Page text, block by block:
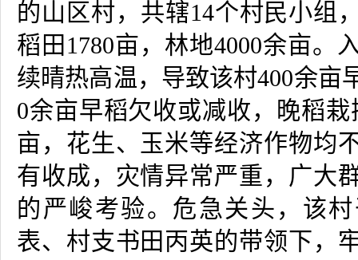
的山区村，共辖14个村民小组
稻田 1780亩，林地4000余亩。
续晴热高温，导致该村400余亩
0余亩早稻欠收或减收，晚稻
亩，花生、玉米等经济作物均
有收成，灾情异常严重，广大
的严峻考验。危急关头，该
表、村支书田丙英的带领下，